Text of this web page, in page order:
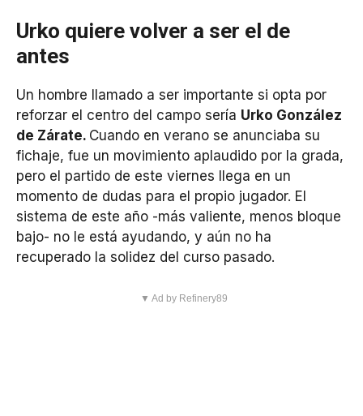
Urko quiere volver a ser el de
antes
Un hombre llamado a ser importante si opta por
reforzar el centro del campo sería Urko González
de Zárate. Cuando en verano se anunciaba su
fichaje, fue un movimiento aplaudido por la grada,
pero el partido de este viernes llega en un
momento de dudas para el propio jugador. El
sistema de este año -más valiente, menos bloque
bajo- no le está ayudando, y aún no ha
recuperado la solidez del curso pasado.
▼ Ad by Refinery89